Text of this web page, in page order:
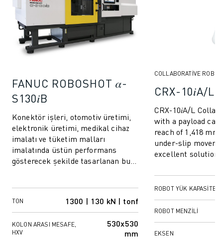
FANUC ROBOSHOT 𝛼-
S130𝑖B
Konektör işleri, otomotiv üretimi,
elektronik üretimi, medikal cihaz
imalatı ve tüketim malları
imalatında üstün performans
gösterecek şekilde tasarlanan bu
TON 1300 | 130 kN | tonf
KOLON ARASI MESAFE,
HXV
530x530
mm
COLLABORATIVE
CRX-10𝑖A/L
CRX-10𝑖A/L
with a payload
reach of 1,418
under-slip
excellent solution
f...
ROBOT YÜK KAPASITESI
ROBOT MENZILI
EKSEN